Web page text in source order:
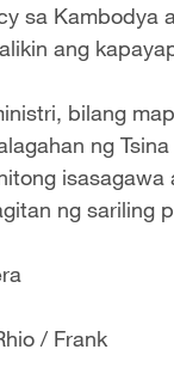
sa Kambodya
ang
bilang
ng
ng sariling
/ Frank